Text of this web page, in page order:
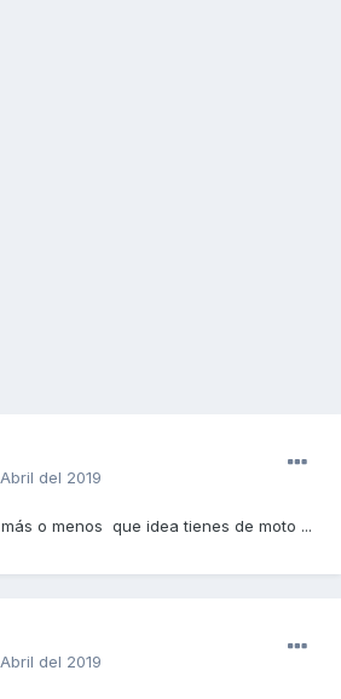
del 2019
o menos que idea tienes de moto ...
del 2019